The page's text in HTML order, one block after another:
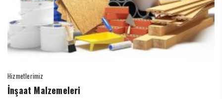
Hizmetlerimiz
İnşaat Malzemeleri